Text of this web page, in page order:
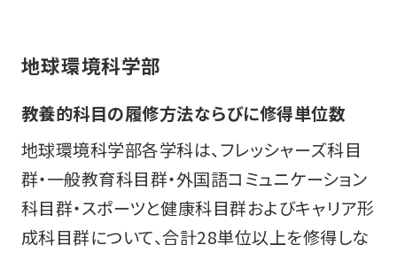
地球環境科学部
教養的科目の履修方法ならびに修得単位数
地球環境科学部各学科は、フレッシャーズ科目
群・一般教育科目群・外国語コミュニケーション
科目群・スポーツと健康科目群およびキャリア形
成科目群について、合計28単位以上を修得しな